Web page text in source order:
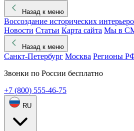
Назад к меню
Воссоздание исторических
Новости Статьи Карта сайта Мы в
Назад к меню
Санкт-Петербург Москва Регионы
Звонки по России бесплатно
+7 (800) 555-46-75
RU